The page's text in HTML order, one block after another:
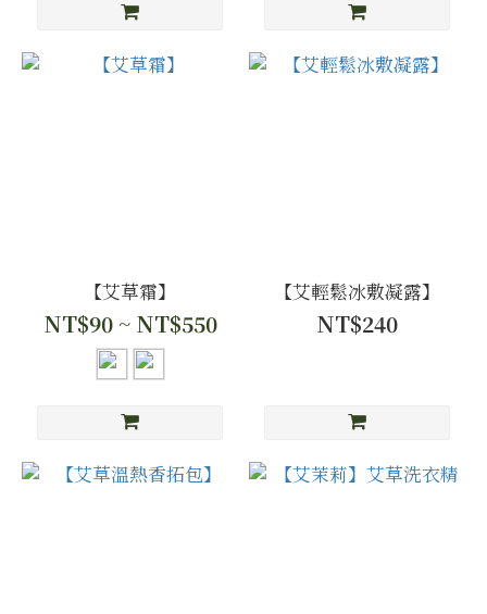
【艾草霜】
NT$90 ~ NT$550
【艾輕鬆冰敷凝露】
NT$240